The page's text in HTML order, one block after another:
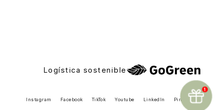
Logística sostenible
Instagram Facebook TikTok Youtube LinkedIn Pinterest